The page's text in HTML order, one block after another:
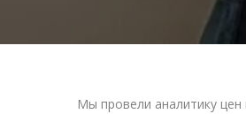
Мы провели аналитику